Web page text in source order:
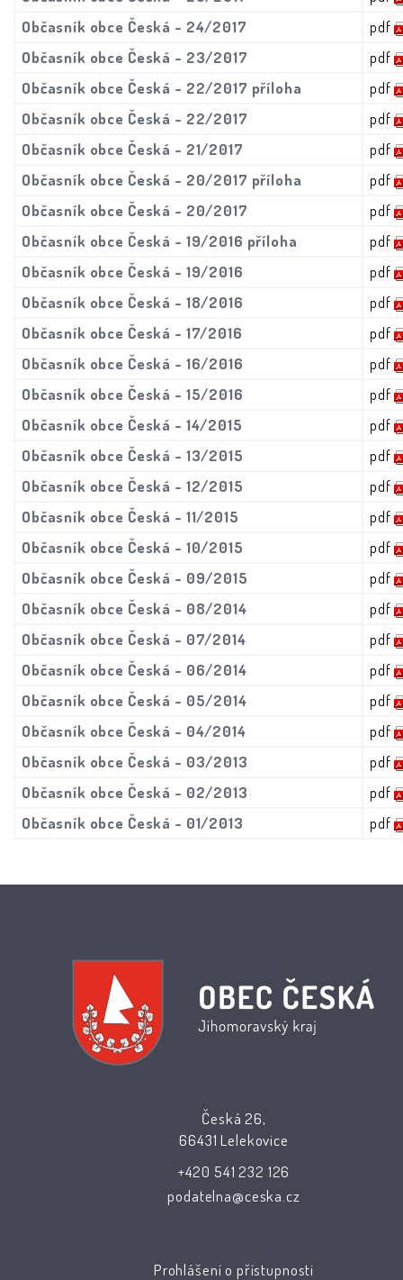
Občasník obce Česká - 24/2017 pdf
Občasník obce Česká - 23/2017 pdf
Občasník obce Česká - 22/2017 příloha pdf
Občasník obce Česká - 22/2017 pdf
Občasník obce Česká - 21/2017 pdf
Občasník obce Česká - 20/2017 příloha pdf
Občasník obce Česká - 20/2017 pdf
Občasník obce Česká - 19/2016 příloha pdf
Občasník obce Česká - 19/2016 pdf
Občasník obce Česká - 18/2016 pdf
Občasník obce Česká - 17/2016 pdf
Občasník obce Česká - 16/2016 pdf
Občasník obce Česká - 15/2016 pdf
Občasník obce Česká - 14/2015 pdf
Občasník obce Česká - 13/2015 pdf
Občasník obce Česká - 12/2015 pdf
Občasník obce Česká - 11/2015 pdf
Občasník obce Česká - 10/2015 pdf
Občasník obce Česká - 09/2015 pdf
Občasník obce Česká - 08/2014 pdf
Občasník obce Česká - 07/2014 pdf
Občasník obce Česká - 06/2014 pdf
Občasník obce Česká - 05/2014 pdf
Občasník obce Česká - 04/2014 pdf
Občasník obce Česká - 03/2013 pdf
Občasník obce Česká - 02/2013 pdf
Občasník obce Česká - 01/2013 pdf
Česká 26,
66431 Lelekovice
+420 541 232 126
podatelna@ceska.cz
Prohlášení o přístupnosti